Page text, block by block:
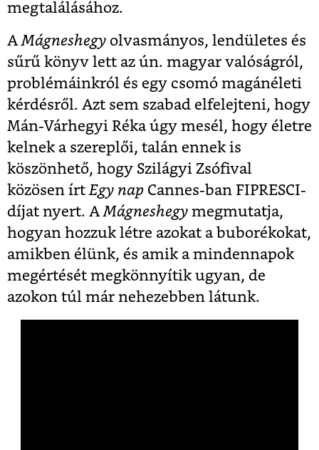
megtalálásához.
AMágneshegy olvasmányos, lendületes és
sűrű könyv lett az ún. magyar valóságról,
problémáinkról és egy csomó magánéleti
kérdésről. Azt sem szabad elfelejteni, hogy
Mán-Várhegyi Réka úgy mesél, hogy életre
kelnek a szereplői, talán ennek is
köszönhető, hogy Szilágyi Zsófival
közösen írtEgy nap Cannes-ban FIPRESCI-
díjat nyert. AMágneshegy megmutatja,
hogyan hozzuk létre azokat a buborékokat,
amikben élünk, és amik a mindennapok
megértését megkönnyítik ugyan, de
azokon túl már nehezebben látunk.